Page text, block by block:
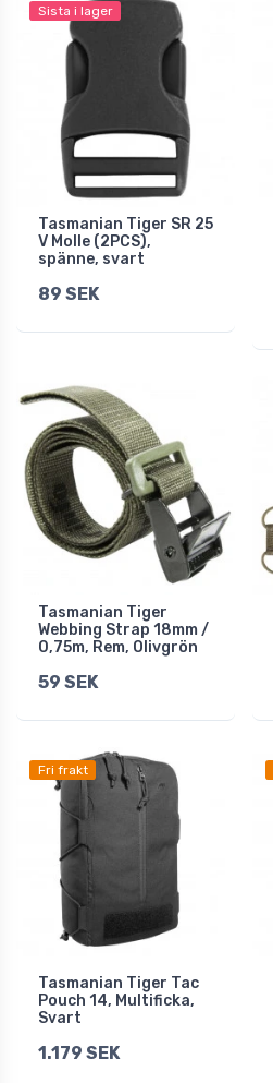
Sista i lager
Tasmanian Tiger SR 25
V Molle (2PCS),
spänne, svart
89 SEK
Tasmanian Tiger
Webbing Strap 18mm /
0,75m, Rem, Olivgrön
59 SEK
Fri frakt
Tasmanian Tiger Tac
Pouch 14, Multificka,
Svart
1.179 SEK